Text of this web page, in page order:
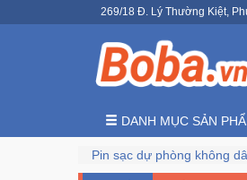
269/18 Đ. Lý Thường Kiệt,
DANH MỤC SẢN
Pin sạc dự phòng không